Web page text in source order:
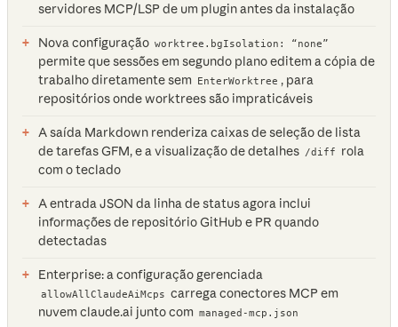
servidores MCP/LSP de um plugin antes da instalação
Nova configuração worktree.bgIsolation: “none”
permite que sessões em segundo plano editem a cópia de
trabalho diretamente sem
EnterWorktree , para
repositórios onde worktrees são impraticáveis
A saída Markdown renderiza caixas de seleção de lista
de tarefas GFM, e a visualização de detalhes /diff
rola
com o teclado
A entrada JSON da linha de status agora inclui
informações de repositório GitHub e PR quando
detectadas
Enterprise: a configuração gerenciada
allowAllClaudeAiMcps carrega conectores MCP em
nuvem claude.ai junto com managed-mcp.json